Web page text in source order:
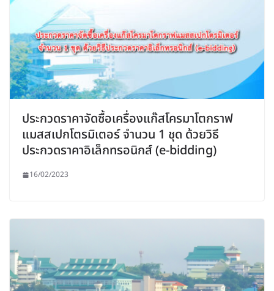
ประกวดราคาจัดซื้อเครื่องแก๊สโครมาโตกราฟ
แมสสเปกโตรมิเตอร์ จำนวน 1 ชุด ด้วยวิธี
ประกวดราคาอิเล็กทรอนิกส์ (e-bidding)
16/02/2023